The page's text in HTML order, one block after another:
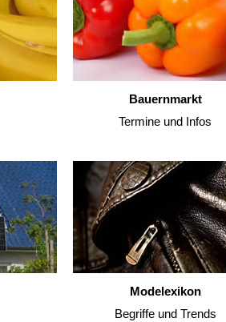
Bauernmarkt
Termine und Infos
Modelexikon
Begriffe und Trends